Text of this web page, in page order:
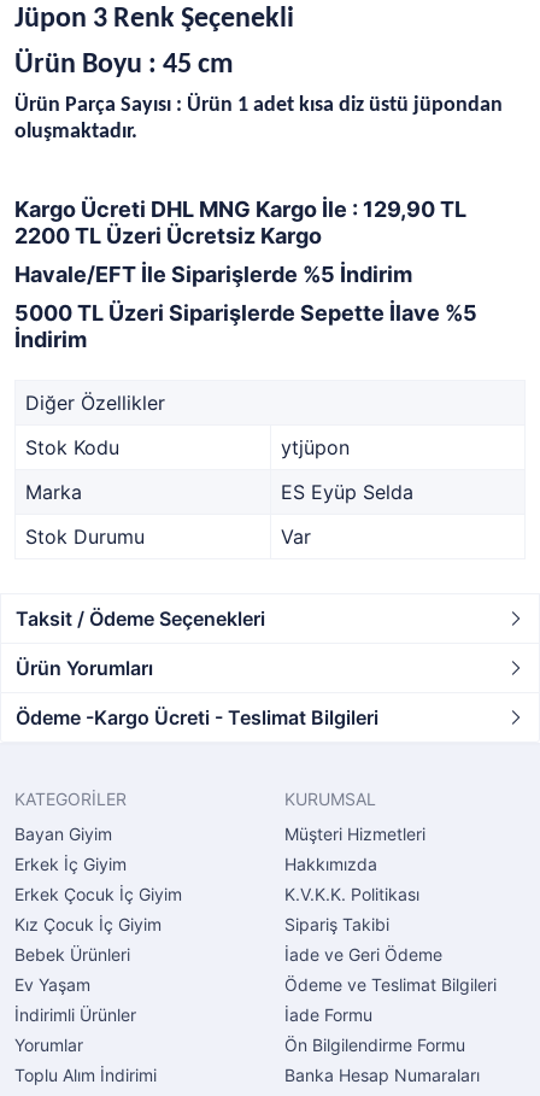
Jüpon 3 Renk Şeçenekli
Ürün Boyu : 45 cm
Ürün Parça Sayısı : Ürün 1 adet kısa diz üstü jüpondan
oluşmaktadır.
Kargo Ücreti DHL MNG Kargo İle : 129,90 TL
2200 TL Üzeri Ücretsiz Kargo
Havale/EFT İle Siparişlerde %5 İndirim
5000 TL Üzeri Siparişlerde Sepette İlave %5
İndirim
Diğer Özellikler
Stok Kodu
ytjüpon
Marka
ES Eyüp Selda
Stok Durumu
Var
Taksit / Ödeme Seçenekleri
Ürün Yorumları
Ödeme -Kargo Ücreti - Teslimat Bilgileri
KATEGORİLER
Bayan Giyim
Erkek İç Giyim
Erkek Çocuk İç Giyim
Kız Çocuk İç Giyim
Bebek Ürünleri
Ev Yaşam
İndirimli Ürünler
Yorumlar
Toplu Alım İndirimi
KURUMSAL
Müşteri Hizmetleri
Hakkımızda
K.V.K.K. Politikası
Sipariş Takibi
İade ve Geri Ödeme
Ödeme ve Teslimat Bilgileri
İade Formu
Ön Bilgilendirme Formu
Banka Hesap Numaraları